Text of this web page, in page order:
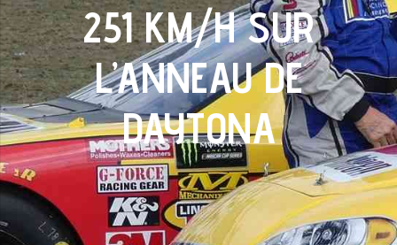
251 KM/H SUR
L’ANNEAU DE
DAYTONA